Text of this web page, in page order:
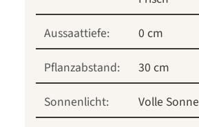
Aussaattiefe:
0 cm
Pflanzabstand:
30 cm
Sonnenlicht:
Volle Sonne